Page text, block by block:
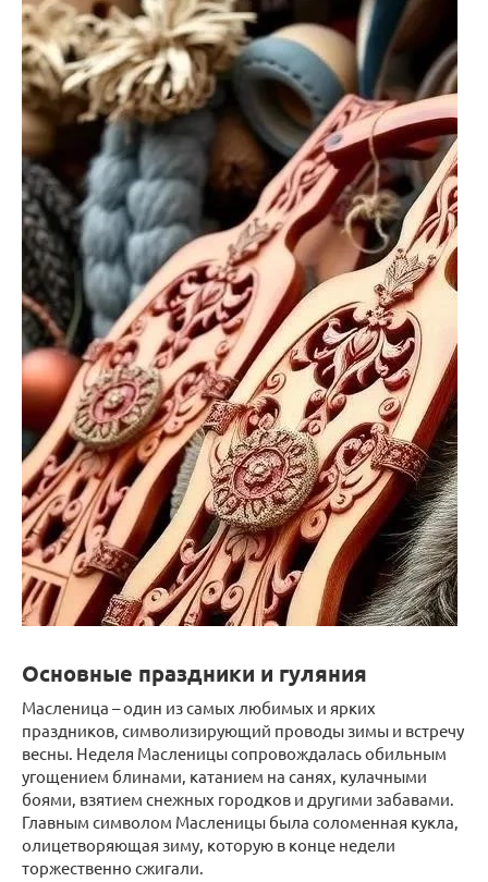
Основные праздники и гуляния
Масленица – один из самых любимых и ярких
праздников, символизирующий проводы зимы и встречу
весны. Неделя Масленицы сопровождалась обильным
угощением блинами, катанием на санях, кулачными
боями, взятием снежных городков и другими забавами.
Главным символом Масленицы была соломенная кукла,
олицетворяющая зиму, которую в конце недели
торжественно сжигали.